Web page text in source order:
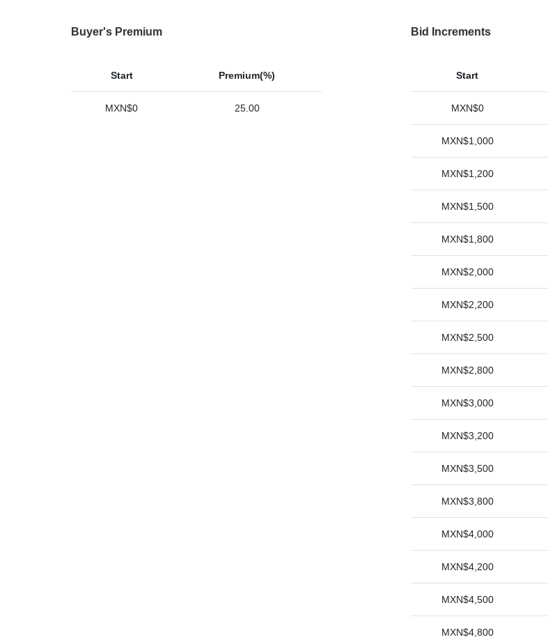
Buyer's Premium
Start Premium(%)
MXN$0 25.00
Bid Increments
Start
MXN$0
MXN$1,000
MXN$1,200
MXN$1,500
MXN$1,800
MXN$2,000
MXN$2,200
MXN$2,500
MXN$2,800
MXN$3,000
MXN$3,200
MXN$3,500
MXN$3,800
MXN$4,000
MXN$4,200
MXN$4,500
MXN$4,800